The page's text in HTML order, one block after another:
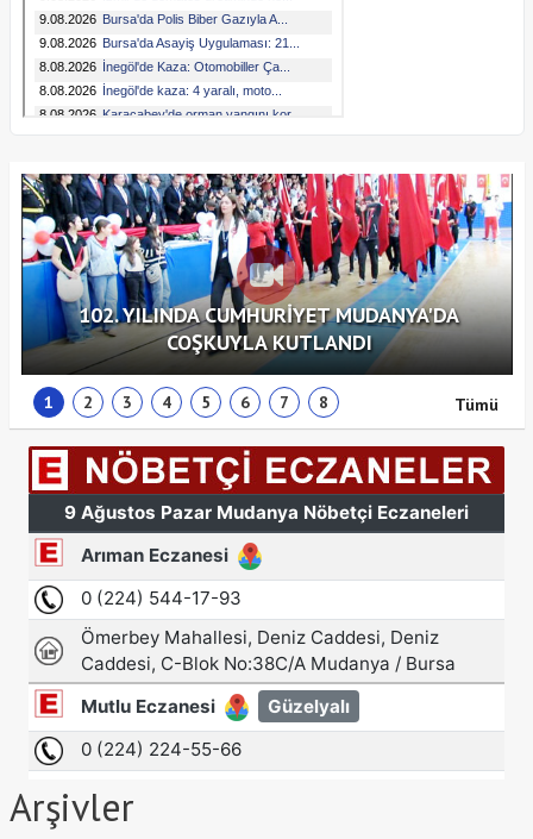
Tümü
102. YILINDA CUMHURİYET MUDANYA'DA
COŞKUYLA KUTLANDI
1 2 3 4 5 6 7 8
Arşivler